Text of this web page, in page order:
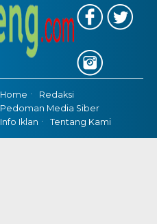
Home
Redaksi
Pedoman Media Siber
Info Iklan
Tentang Kami